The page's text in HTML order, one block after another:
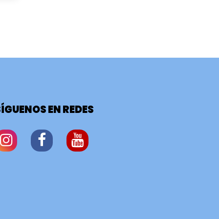
EN REDES